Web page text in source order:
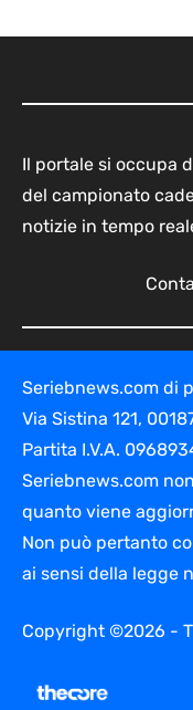
Il portale si occupa
del campionato
notizie in tempo
Seriebnews.com di
Via Sistina 121,
Partita I.V.A.
Seriebnews.com
quanto viene
Non può pertanto
ai sensi della legge
Copyright ©2026 -